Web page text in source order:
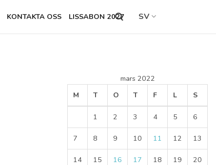
KONTAKTA OSS LISSABON 2027
Search
this
SV
mars 2022
M
T O T F L S
1 2 3 4 5 6
7 8 9 10 11 12 13
14 15 16 17 18 19 20